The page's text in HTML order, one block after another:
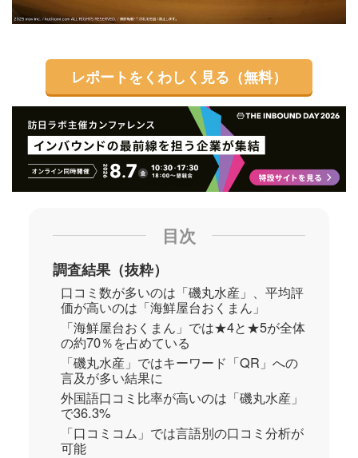
レポートをくわしく見る（無料）
目次
調査結果（抜粋）
口コミ数が多いのは「磯丸水産」、平均評
価が高いのは「海鮮屋台おくまん」
「海鮮屋台おくまん」では★4と★5が全体
の約70％を占めている
「磯丸水産」ではキーワード「QR」への
言及が多い結果に
外国語口コミ比率が高いのは「磯丸水産」
で36.3%
「口コミコム」では言語別の口コミ分析が
可能